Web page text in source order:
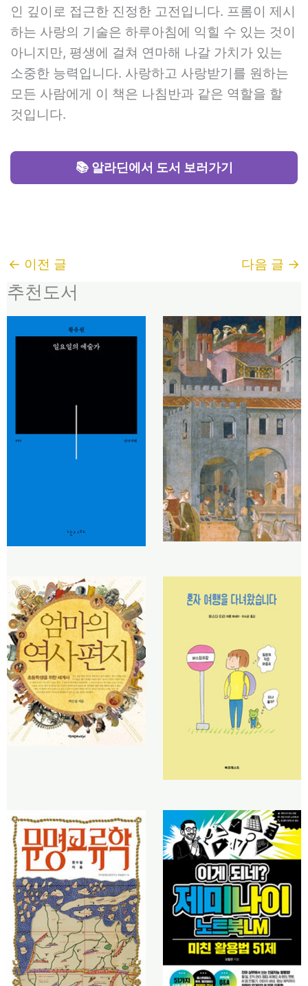
인 깊이로 접근한 진정한 고전입니다. 프롬이 제시
하는 사랑의 기술은 하루아침에 익힐 수 있는 것이
아니지만, 평생에 걸쳐 연마해 나갈 가치가 있는
소중한 능력입니다. 사랑하고 사랑받기를 원하는
모든 사람에게 이 책은 나침반과 같은 역할을 할
것입니다.
📚 알라딘에서 도서 보러가기
← 이전 글 다음 글 →
추천도서